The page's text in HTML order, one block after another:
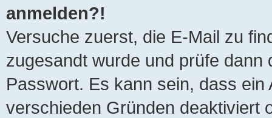
anmelden?!
Versuche zuerst, die E-Mail zu
zugesandt wurde und prüfe
Passwort. Es kann sein, dass
verschieden Gründen deaktiviert